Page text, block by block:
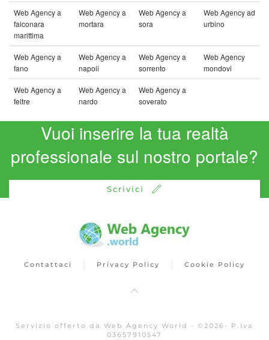
Web Agency a
falconara
marittima
Web Agency a
mortara
Web Agency a
sora
Web Agency ad
urbino
Web Agency a
fano
Web Agency a
napoli
Web Agency a
sorrento
Web Agency
mondovi
Web Agency a
feltre
Web Agency a
nardo
Web Agency a
soverato
Vuoi inserire la tua realtà
professionale sul nostro portale?
Scrivici
Contattaci Privacy Policy Cookie Policy
Servizio offerto da Web Agency World - © 2026 - P.Iva
03657910547